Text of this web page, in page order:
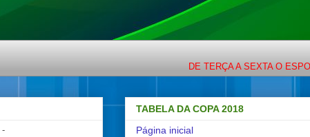
DE TERÇA A SEXTA O ESPORTE
-
TABELA DA COPA 2018
Página inicial